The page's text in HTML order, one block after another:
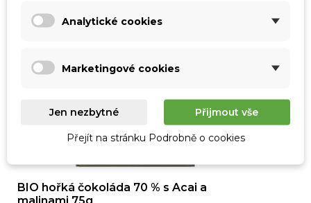
BIO hořká čokoláda 70 % s Acai a
add_circle_outline Vytvořit nový seznam
Analytické cookies
Marketingové cookies
Jen nezbytné Přijmout vše
Přejít na stránku Podrobně o cookies